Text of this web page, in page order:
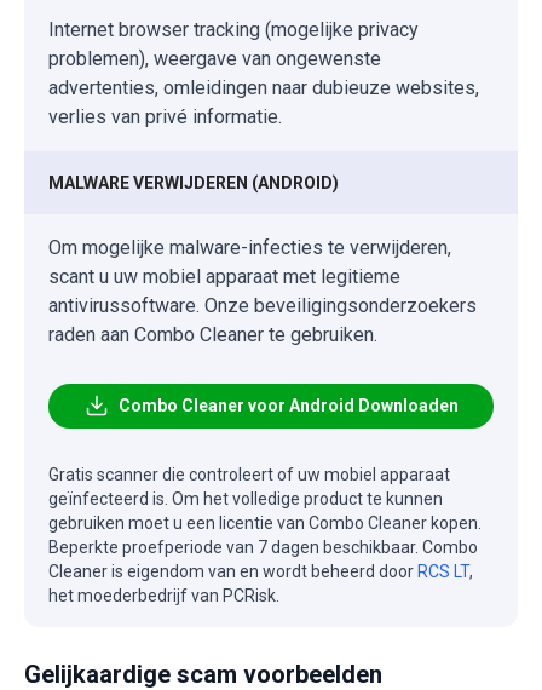
Internet browser tracking (mogelijke privacy
problemen), weergave van ongewenste
advertenties, omleidingen naar dubieuze websites,
verlies van privé informatie.
MALWARE VERWIJDEREN (ANDROID)
Om mogelijke malware-infecties te verwijderen,
scant u uw mobiel apparaat met legitieme
antivirussoftware. Onze beveiligingsonderzoekers
raden aan Combo Cleaner te gebruiken.
Combo Cleaner voor Android Downloaden
Gratis scanner die controleert of uw mobiel apparaat
geïnfecteerd is. Om het volledige product te kunnen
gebruiken moet u een licentie van Combo Cleaner kopen.
Beperkte proefperiode van 7 dagen beschikbaar. Combo
Cleaner is eigendom van en wordt beheerd door RCS LT,
het moederbedrijf van PCRisk.
Gelijkaardige scam voorbeelden